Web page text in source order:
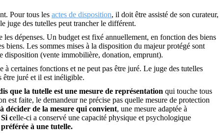
Pour tous les actes de disposition, il doit être assisté de son curateur,
juge des tutelles peut trancher le différent.
dépenses. Un budget est fixé annuellement, en fonction des biens
biens. Les sommes mises à la disposition du majeur protégé sont
disposition (vente immobilière, donation, emprunt).
certaines fonctions et ne peut pas être juré. Le juge des tutelles
être juré et il est inéligible.
que la tutelle est une mesure de représentation qui touche tous
est faite, le demandeur ne précise pas quelle mesure de protection
décider de la mesure qui convient, une mesure adaptée à
Si celle-ci a conservé une capacité physique et psychologique
à une tutelle.